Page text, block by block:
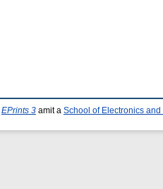
EPrints 3 amit a School of Electronics